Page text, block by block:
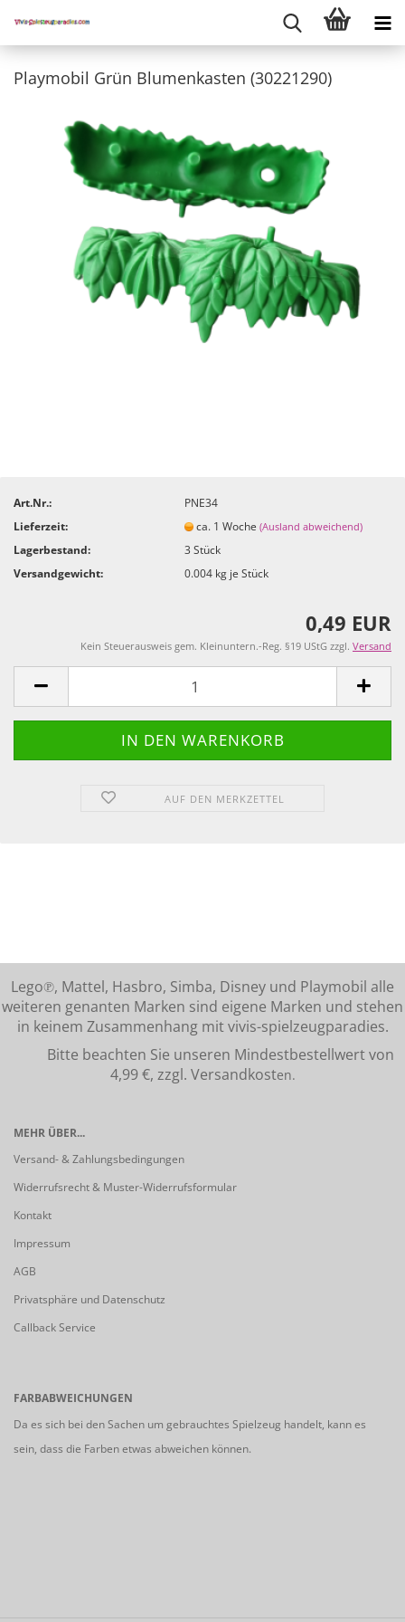
Playmobil Grün Blumenkasten (30221290)
Art.Nr.:
PNE34
Lieferzeit:
ca. 1 Woche(Ausland abweichend)
Lagerbestand: 3Stück
Versandgewicht:
0.004 kg je Stück
0,49 EUR
Kein Steuerausweis gem. Kleinuntern.-Reg. §19 UStG zzgl. Versand
AUF DEN MERKZETTEL
Lego℗, Mattel, Hasbro, Simba, Disney und Playmobil alle
weiteren genanten Marken sind eigene Marken und stehen
in keinem Zusammenhang mit vivis-spielzeugparadies.
Bitte beachten Sie unseren Mindestbestellwert von
4,99 €, zzgl. Versandkosten.
MEHR ÜBER...
Versand- & Zahlungsbedingungen
Widerrufsrecht & Muster-Widerrufsformular
Kontakt
Impressum
AGB
Privatsphäre und Datenschutz
Callback Service
FARBABWEICHUNGEN
Da es sich bei den Sachen um gebrauchtes Spielzeug handelt, kann es
sein, dass die Farben etwas abweichen können.